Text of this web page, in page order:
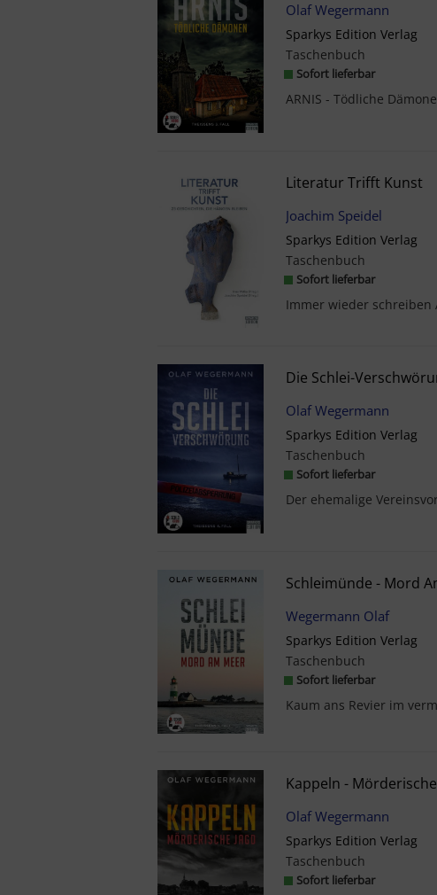
Olaf Wegermann
Sparkys Edition Verlag
Taschenbuch
Sofort lieferbar
Literatur Trifft Kunst
Joachim Speidel
Sparkys Edition Verlag
Taschenbuch
Sofort lieferbar
Die Schlei-
Olaf Wegermann
Sparkys Edition Verlag
Taschenbuch
Sofort lieferbar
Schleimünde - Mord
Wegermann Olaf
Sparkys Edition Verlag
Taschenbuch
Sofort lieferbar
Kappeln - Mörderische
Olaf Wegermann
Sparkys Edition Verlag
Taschenbuch
Sofort lieferbar